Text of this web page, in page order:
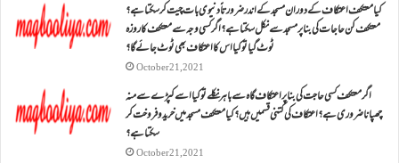
کیا معتکف اعتکاف کے دوران مسجد کے اندر ضرورتاً دنیوی بات چیت کر سکتا ہے؟
معتکف کن حاجات کی بنا پر مسجد سے نکل سکتا ہے؟ اگر کسی وجہ سے معتکف کا روزہ
ٹوٹ گیا تو کیا اس کا اعتکاف بھی ٹوٹ جائے گا؟
October 21, 2021
اگر معتکف کسی حاجت کی بنا پر اعتکاف گاہ سے باہر نکلے تو کیا اسے کپڑے سے منہ
چھپانا ضروری ہے؟اعتکاف کی کتنی قسمیں ہیں؟کیا معتکف مسجد میں خرید و فروخت کر
سکتا ہے؟
October 21, 2021